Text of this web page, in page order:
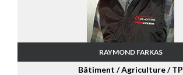
RAYMOND FARKAS
Bâtiment / Agriculture / TP